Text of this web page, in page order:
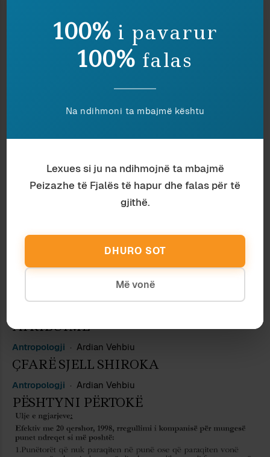
KOLONELI KA KUJT T’I SHKRUAJË
Endri
PUSHTETI I SIMULIMEVE
REPORTAZH NË PLAZH (III)
IDEOLOGJI
ATRIBUIME
Antropologji Ardian Vehbiu
ÇFARË SJELL SHIROKA
Antropologji Ardian Vehbiu
PËSHTYNI PËRTOKË
100% i pavarur
100% falas
Na ndihmoni ta mbajmë kështu
Lexues si ju na ndihmojnë ta mbajmë
Peizazhe të Fjalës të hapur dhe falas për të
gjithë.
DHURO SOT
Më vonë